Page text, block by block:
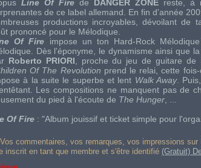
Line Of Fire de DANGER ZONE reste, à
de ce label allemand. En fin d'année
productions incroyables, dévoilant de
prononcé pour le Mélodique.
Of Fire impose un ton Hard-Rock
Dès l'éponyme, le dynamisme ainsi que
Roberto PRIORI , proche du jeu de guitare de
Of The Revolution prend le relai, cette
à la suite le superbe et lent Walk Away.
Les compositions ne manquent pas de
du pied à l'écoute de The Hunger
Of Fire : "Album jouissif et ticket simple pour
Vos commentaires, vos remarques, vos impressions sur
inscrit en tant que membre et s'être identifié (Gratuit)